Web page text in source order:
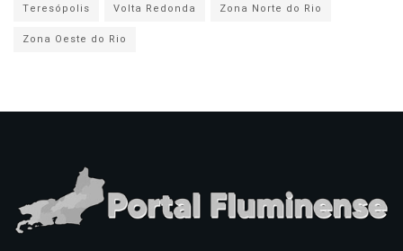
Teresópolis
Volta Redonda
Zona Norte do Rio
Zona Oeste do Rio